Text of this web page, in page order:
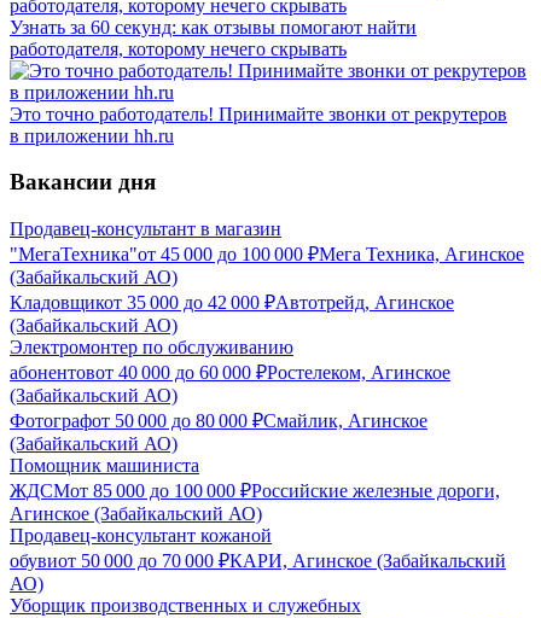
Узнать за 60 секунд: как отзывы помогают найти
работодателя, которому нечего скрывать
Это точно работодатель! Принимайте звонки от рекрутеров
в приложении hh.ru
Вакансии дня
Продавец-консультант в магазин
"МегаТехника"от 45 000 до 100 000 ₽Мега Техника, Агинское
(Забайкальский АО)
Кладовщикот 35 000 до 42 000 ₽Автотрейд, Агинское
(Забайкальский АО)
Электромонтер по обслуживанию
абонентовот 40 000 до 60 000 ₽Ростелеком, Агинское
(Забайкальский АО)
Фотографот 50 000 до 80 000 ₽Смайлик, Агинское
(Забайкальский АО)
Помощник машиниста
ЖДСМот 85 000 до 100 000 ₽Российские железные дороги,
Агинское (Забайкальский АО)
Продавец-консультант кожаной
обувиот 50 000 до 70 000 ₽КАРИ, Агинское (Забайкальский
АО)
Уборщик производственных и служебных